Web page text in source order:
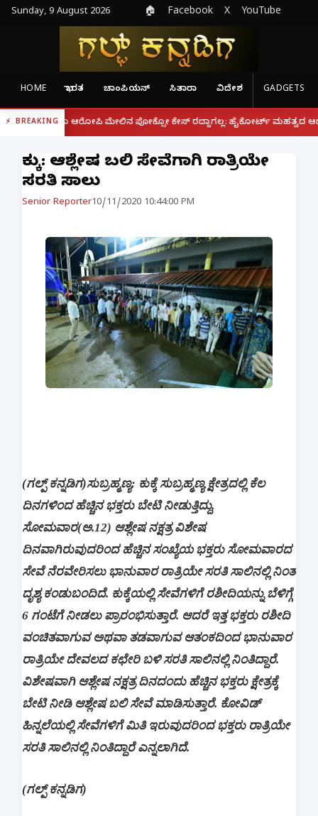
Sunday, 9 August 2026 🏠 Facebook X YouTube
HOME ಭಾರತ ಚಾಂಪಿಯನ್ ಸಿತಾರಾ ವಿದೇಶ GADGETS
BREAKING
ಆರೋಪಿ ಮೇಲಿನ ಪೋಕ್ಸೋ ಕೇಸ್ ರದ್ದಾಗಲ್ಲ: ಹೈಕೋರ್ಟ್ ಮಹತ್ವದ ಆದೇಶ | ಫೋನ್
ಕುಕ್ಕೆ: ಆಶ್ಲೇಷ ಬಲಿ‌ ಸೇವೆಗಾಗಿ ರಾತ್ರಿಯೇ
ಸರತಿ ಸಾಲು
Senior Reporter10/11/2020 10:44:00 PM
(ಗಲ್ಪ್ ಕನ್ನಡಿಗ)ಸುಬ್ರಹ್ಮಣ್ಯ: ಕುಕ್ಕೆ‌ ಸುಬ್ರಹ್ಮಣ್ಯ ಕ್ಷೇತ್ರದಲ್ಲಿ ಕೆಲ
ದಿನಗಳಿಂದ ಹೆಚ್ಚಿನ ಭಕ್ತರು ಬೇಟಿ ನೀಡುತ್ತಿದ್ದು,
ಸೋಮವಾರ(ಅ.12) ಆಶ್ಲೇಷ ನಕ್ಷತ್ರ ವಿಶೇಷ
ದಿನವಾಗಿರುವುದರಿಂದ ಹೆಚ್ಚಿನ ಸಂಖ್ಯೆಯ ಭಕ್ತರು ಸೋಮವಾರದ
ಸೇವೆ ನೆರವೇರಿಸಲು ಭಾನುವಾರ ರಾತ್ರಿಯೇ ಸರತಿ ಸಾಲಿನಲ್ಲಿ ನಿಂತ
ದೃಶ್ಯ‌‌ ಕಂಡುಬಂದಿದೆ. ಕುಕ್ಕೆಯಲ್ಲಿ ಸೇವೆಗಳಿಗೆ ರಶೀದಿಯನ್ನು ಬೆಳಿಗ್ಗೆ
6 ಗಂಟೆಗೆ ನೀಡಲು ಪ್ರಾರಂಭಿಸುತ್ತಾರೆ. ಆದರೆ ಇತ್ತ ಭಕ್ತರು ರಶೀದಿ
ವಂಚಿತವಾಗುವ ಅಥವಾ ತಡವಾಗುವ ಆತಂಕದಿಂದ ಭಾನುವಾರ
ರಾತ್ರಿಯೇ ದೇವಲದ ಕಛೇರಿ ಬಳಿ ಸರತಿ‌ ಸಾಲಿನಲ್ಲಿ ನಿಂತಿದ್ದಾರೆ.
ವಿಶೇಷವಾಗಿ ಆಶ್ಲೇಷ ನಕ್ಷತ್ರ ದಿನದಂದು ಹೆಚ್ಚಿನ ಭಕ್ತರು ಕ್ಷೇತ್ರಕ್ಕೆ
ಬೇಟಿ ನೀಡಿ ಆಶ್ಲೇಷ ಬಲಿ ಸೇವೆ ಮಾಡಿಸುತ್ತಾರೆ. ಕೋವಿಡ್
ಹಿನ್ನಲೆಯಲ್ಲಿ ಸೇವೆಗಳಿಗೆ ಮಿತಿ ಇರುವುದರಿಂದ ಭಕ್ತರು ರಾತ್ರಿಯೇ
ಸರತಿ‌ ಸಾಲಿನಲ್ಲಿ ನಿಂತಿದ್ದಾರೆ ಎನ್ನಲಾಗಿದೆ.
(ಗಲ್ಪ್ ಕನ್ನಡಿಗ)